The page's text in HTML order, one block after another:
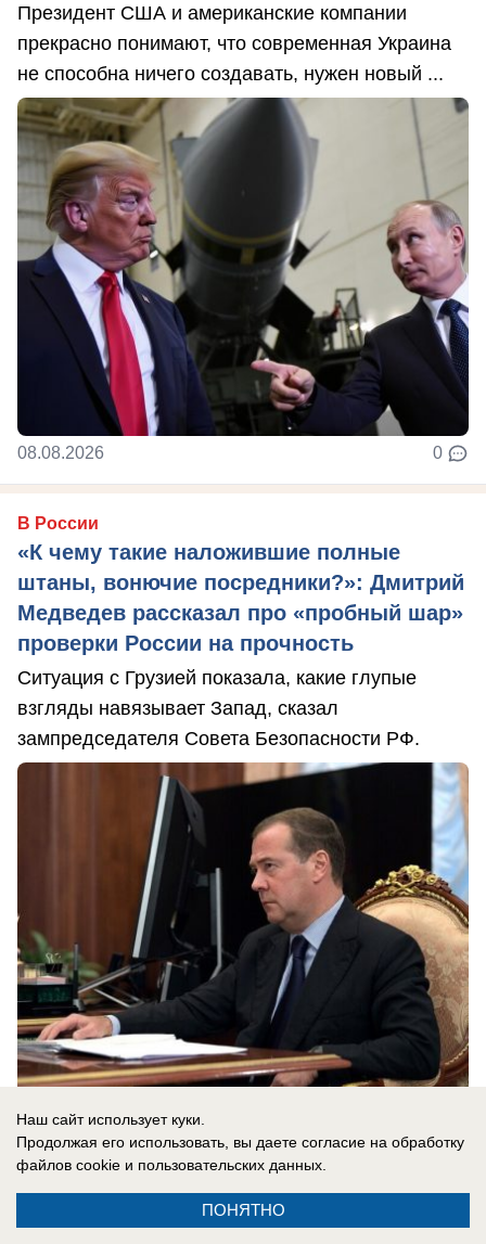
Президент США и американские компании
прекрасно понимают, что современная Украина
не способна ничего создавать, нужен новый ...
08.08.2026 0
В России
«К чему такие наложившие полные
штаны, вонючие посредники?»: Дмитрий
Медведев рассказал про «пробный шар»
проверки России на прочность
Ситуация с Грузией показала, какие глупые
взгляды навязывает Запад, сказал
зампредседателя Совета Безопасности РФ.
08.08.2026
Сербия поддерживает Украину: Вучич
Наш сайт использует куки.
Продолжая его использовать, вы даете согласие на обработку
файлов cookie и пользовательских данных.
ПОНЯТНО